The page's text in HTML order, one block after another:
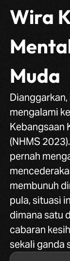
Wira
Muda
mengalami
Kebangsaan
(NHMS
pernah
membunuh
pula, situasi
dimana satu
cabaran
sekali ganda